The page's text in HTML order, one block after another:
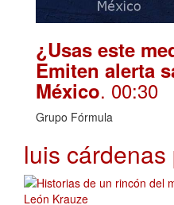
¿Usas este
Emiten alerta
México. 00:30
Grupo Fórmula
luis